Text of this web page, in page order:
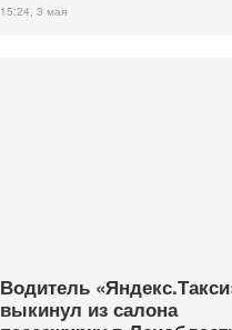
15:24, 3 мая
Водитель
выкинул из салона